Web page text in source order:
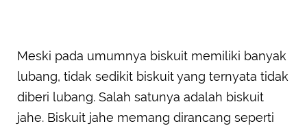
Meski pada umumnya biskuit memiliki banyak
lubang, tidak sedikit biskuit yang ternyata tidak
diberi lubang. Salah satunya adalah biskuit
jahe. Biskuit jahe memang dirancang seperti